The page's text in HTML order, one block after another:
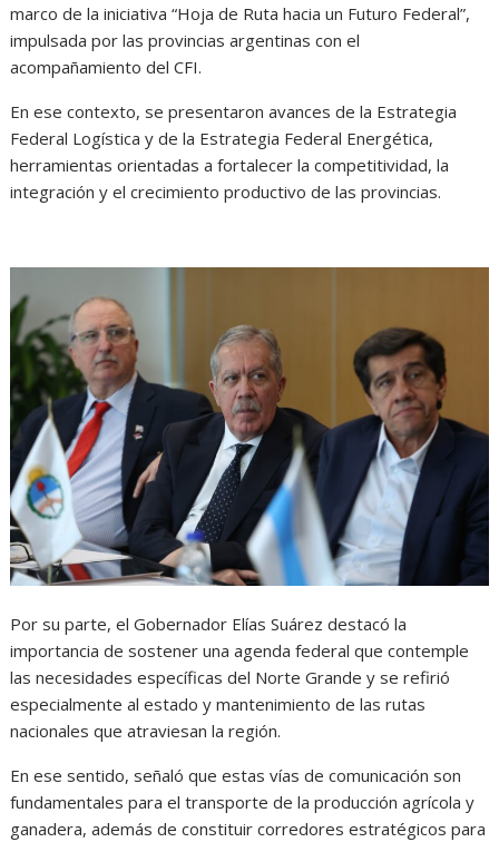
marco de la iniciativa “Hoja de Ruta hacia un Futuro Federal”,
impulsada por las provincias argentinas con el
acompañamiento del CFI.
En ese contexto, se presentaron avances de la Estrategia
Federal Logística y de la Estrategia Federal Energética,
herramientas orientadas a fortalecer la competitividad, la
integración y el crecimiento productivo de las provincias.
Por su parte, el Gobernador Elías Suárez destacó la
importancia de sostener una agenda federal que contemple
las necesidades específicas del Norte Grande y se refirió
especialmente al estado y mantenimiento de las rutas
nacionales que atraviesan la región.
En ese sentido, señaló que estas vías de comunicación son
fundamentales para el transporte de la producción agrícola y
ganadera, además de constituir corredores estratégicos para